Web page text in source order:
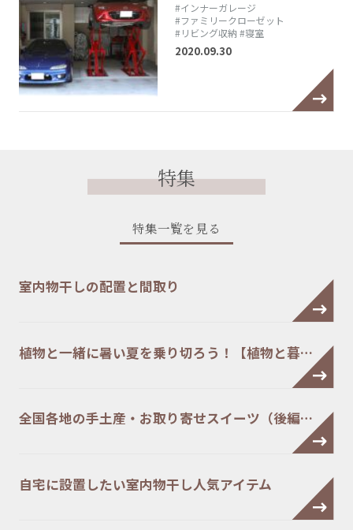
#インナーガレージ
#ファミリークローゼット
#リビング収納 #寝室
2020.09.30
特集
特集一覧を見る
室内物干しの配置と間取り
植物と一緒に暑い夏を乗り切ろう！【植物と暮…
全国各地の手土産・お取り寄せスイーツ（後編…
自宅に設置したい室内物干し人気アイテム